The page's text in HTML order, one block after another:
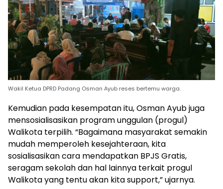
Wakil Ketua DPRD Padang Osman Ayub reses bertemu warga.
Kemudian pada kesempatan itu, Osman Ayub juga
mensosialisasikan program unggulan (progul)
Walikota terpilih. “Bagaimana masyarakat semakin
mudah memperoleh kesejahteraan, kita
sosialisasikan cara mendapatkan BPJS Gratis,
seragam sekolah dan hal lainnya terkait progul
Walikota yang tentu akan kita support,” ujarnya.